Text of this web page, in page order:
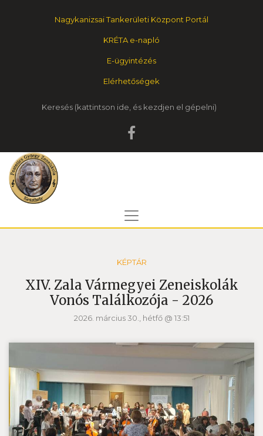
Nagykanizsai Tankerületi Központ Portál
KRÉTA e-napló
E-ügyintézés
Elérhetőségek
Keresés
KÉPTÁR
XIV. Zala Vármegyei Zeneiskolák
Vonós Találkozója - 2026
2026. március 30., hétfő @ 13:51